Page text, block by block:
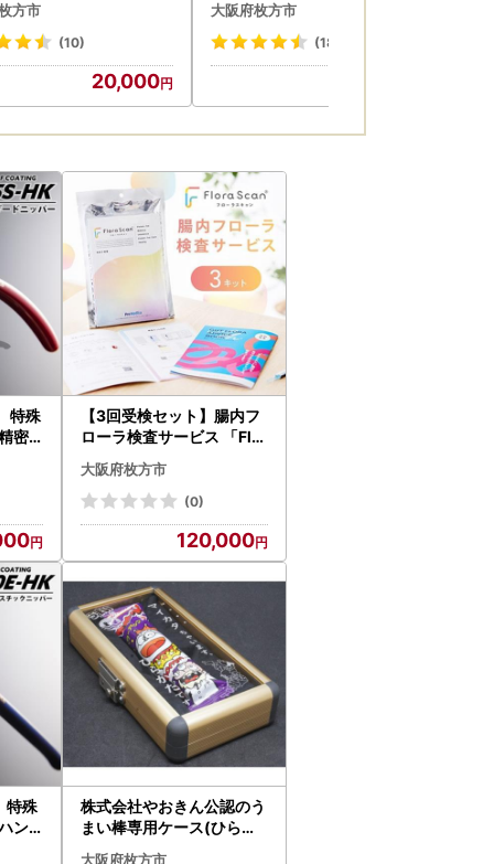
】
方市
(10)
20,000
ラス トゥヴェール 乳液 化粧品
人気 おすすめ 送料無料 浸透湿
大阪府枚方市
(18)
特殊
密
【3回受検セット】腸内フ
ローラ検査サービス 「Flor
a Scan(R)」【1632183】
大阪府枚方市
(0)
120,000
特殊
株式会社やおきん公認のう
まい棒専用ケース(ひらか
た万博モデル)_雑貨 _【14
大阪府枚方市